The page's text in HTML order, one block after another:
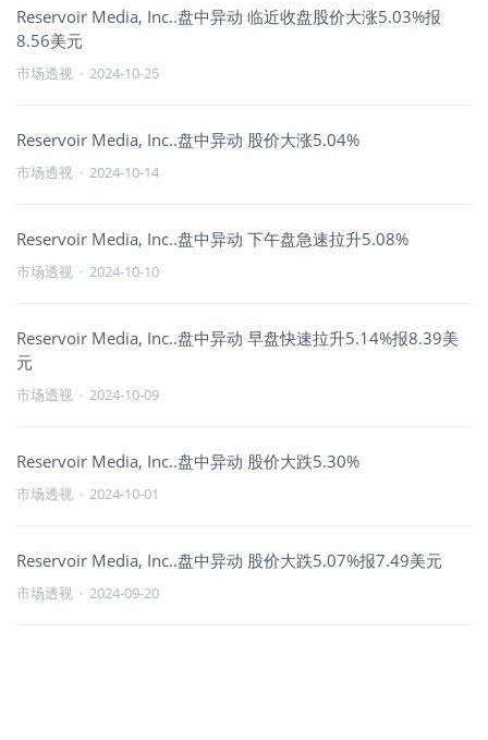
Reservoir Media, Inc..盘中异动 临近收盘股价大涨5.03%报
8.56美元
市场透视 · 2024-10-25
Reservoir Media, Inc..盘中异动 股价大涨5.04%
市场透视 · 2024-10-14
Reservoir Media, Inc..盘中异动 下午盘急速拉升5.08%
市场透视 · 2024-10-10
Reservoir Media, Inc..盘中异动 早盘快速拉升5.14%报8.39美
元
市场透视 · 2024-10-09
Reservoir Media, Inc..盘中异动 股价大跌5.30%
市场透视 · 2024-10-01
Reservoir Media, Inc..盘中异动 股价大跌5.07%报7.49美元
市场透视 · 2024-09-20